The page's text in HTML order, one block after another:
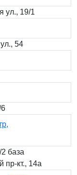
ул., 19/1
54
база
пр-кт., 14а